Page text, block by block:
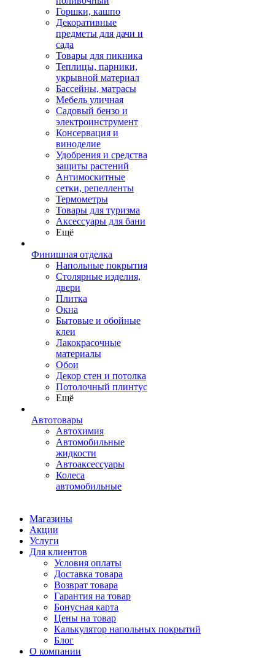
Горшки, кашпо
Декоративные
предметы для дачи и
сада
Товары для пикника
Теплицы, парники,
укрывной материал
Бассейны, матрасы
Мебель уличная
Садовый бензо и
электроинструмент
Консервация и
виноделие
Удобрения и средства
защиты растений
Антимоскитные
сетки, репелленты
Термометры
Товары для туризма
Аксессуары для бани
Ещё
Финишная отделка
Напольные покрытия
Столярные изделия,
двери
Плитка
Окна
Бытовые и обойные
клеи
Лакокрасочные
материалы
Обои
Декор стен и потолка
Потолочный плинтус
Ещё
Автотовары
Автохимия
Автомобильные
жидкости
Автоаксессуары
Колеса
автомобильные
Магазины
Акции
Услуги
Для клиентов
Условия оплаты
Доставка товара
Возврат товара
Гарантия на товар
Бонусная карта
Цены на товар
Калькулятор напольных покрытий
Блог
О компании